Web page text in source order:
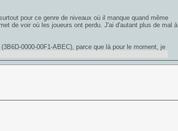
pour ce genre de niveaux où il manque quand même
de voir où les joueurs ont perdu. J'ai d'autant plus de mal à
0000-00F1-ABEC), parce que là pour le moment, je